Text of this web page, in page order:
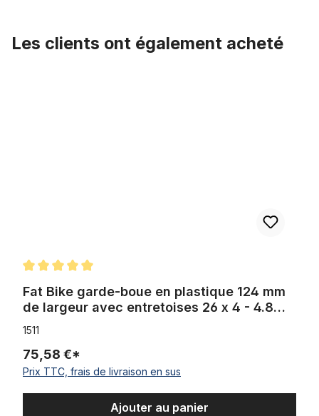
Les clients ont également acheté
Fat Bike garde-boue en plastique 124 mm
de largeur avec entretoises 26 x 4 - 4.8
pouces, noir
1511
75,58 €*
Prix TTC, frais de livraison en sus
Ajouter au panier